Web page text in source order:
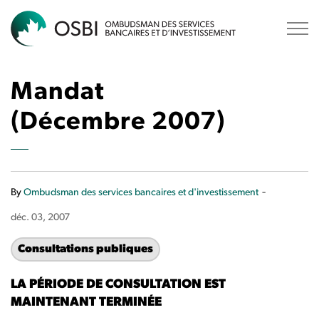
Mandat
(Décembre 2007)
By Ombudsman des services bancaires et d'investissement -
déc. 03, 2007
Consultations publiques
LA PÉRIODE DE CONSULTATION EST
MAINTENANT TERMINÉE